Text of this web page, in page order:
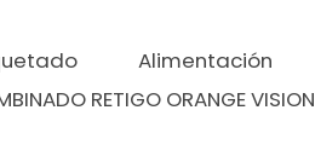
Alimentación
RETIGO ORANGE VISION